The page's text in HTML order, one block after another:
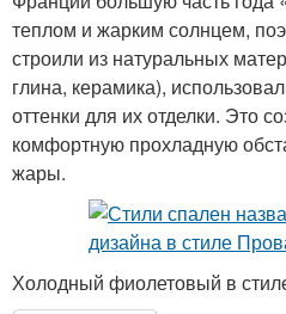
теплом и жарким солнцем,
строили из натуральных
глина, керамика),
оттенки для их отделки. Это
комфортную прохладную
жары.
Холодный фиолетовый в